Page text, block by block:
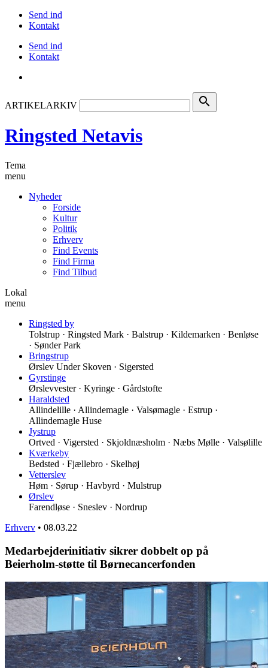
Send ind
Kontakt
Send ind
Kontakt
ARTIKELARKIV search
Ringsted Netavis
Tema
menu
Nyheder
Forside
Kultur
Politik
Erhverv
Find Events
Find Firma
Find Tilbud
Lokal
menu
Ringsted by
Tolstrup · Ringsted Mark · Balstrup · Kildemarken · Benløse
· Sønder Park
Bringstrup
Ørslev Under Skoven · Sigersted
Gyrstinge
Ørslevvester · Kyringe · Gårdstofte
Haraldsted
Allindelille · Allindemagle · Valsømagle · Estrup ·
Allindemagle Huse
Jystrup
Ortved · Vigersted · Skjoldnæsholm · Næbs Mølle · Valsølille
Kværkeby
Bedsted · Fjællebro · Skelhøj
Vetterslev
Høm · Sørup · Havbyrd · Mulstrup
Ørslev
Farendløse · Sneslev · Nordrup
Erhverv • 08.03.22
Medarbejderinitiativ sikrer dobbelt op på
Beierholm-støtte til Børnecancerfonden